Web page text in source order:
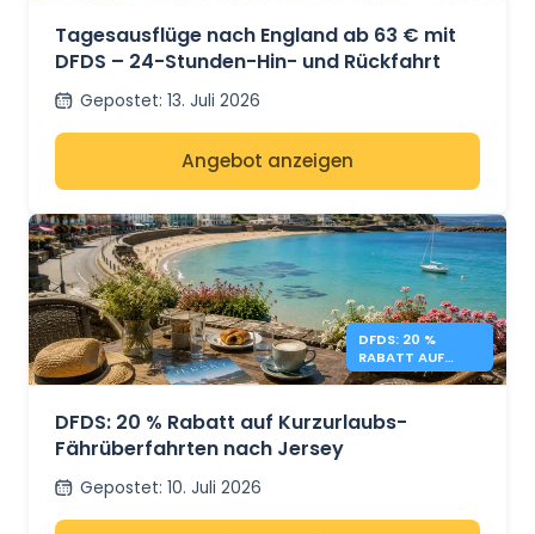
Tagesausflüge nach England ab 63 € mit
DFDS – 24-Stunden-Hin- und Rückfahrt
Gepostet: 13. Juli 2026
Angebot anzeigen
DFDS: 20 %
RABATT AUF
KURZURLAUBE
DFDS: 20 % Rabatt auf Kurzurlaubs-
Fährüberfahrten nach Jersey
Gepostet: 10. Juli 2026